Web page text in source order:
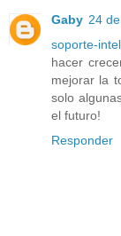
Gaby 24
soporte-
hacer
mejorar la
solo
el futuro!
Responder